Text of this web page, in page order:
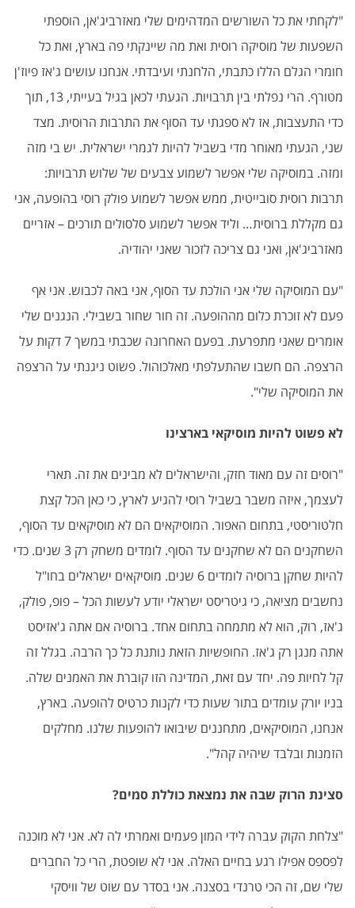
"לקחתי את כל השורשים המדהימים שלי מאזרביג'אן, הוספתי
השפעות של מוסיקה רוסית ואת מה שיינקתי פה בארץ, ואת כל
חומרי הגלם הללו כתבתי, הלחנתי ועיבדתי. אנחנו עושים ג'אז פיוז'ן
מטורף. הרי נפלתי בין תרבויות. הגעתי לכאן בגיל בעייתי, 13, תוך
כדי התעצבות, אז לא ספגתי עד הסוף את התרבות הרוסית. מצד
שני, הגעתי מאוחר מדי בשביל להיות לגמרי ישראלית. יש בי מזה
ומזה. במוסיקה שלי אפשר לשמוע צבעים של שלוש תרבויות:
תרבות רוסית סובייטית, ממש אפשר לשמוע פולק רוסי בהופעה, אני
גם מקללת ברוסית… וליד אפשר לשמוע סלסולים תורכים – אזריים
מאזרביג'אן, ואני גם צריכה לזכור שאני יהודיה.
"עם המוסיקה שלי אני הולכת עד הסוף, אני באה לכבוש. אני אף
פעם לא זוכרת כלום מההופעה. זה חור שחור בשבילי. הנגנים שלי
אומרים שאני מתפרעת. בפעם האחרונה שכבתי במשך 7 דקות על
הרצפה. הם חשבו שהתעלפתי מאלכוהול. פשוט ניגנתי על הרצפה
את המוסיקה שלי".
לא פשוט להיות מוסיקאי בארצינו
"רוסים זה עם מאוד חזק, והישראלים לא מבינים את זה. תארי
לעצמך, איזה משבר בשביל רוסי להגיע לארץ, כי כאן הכל קצת
חלטוריסטי, בתחום האפור. המוסיקאים הם לא מוסיקאים עד הסוף,
השחקנים הם לא שחקנים עד הסוף. לומדים משחק רק 3 שנים. כדי
להיות שחקן ברוסיה לומדים 6 שנים. מוסיקאים ישראלים בחו"ל
נחשבים מציאה, כי גיטריסט ישראלי יודע לעשות הכל – פופ, פולק,
ג'אז, רוק, הוא לא מתמחה בתחום אחד. ברוסיה אם אתה ג'אזיסט
אתה מנגן רק ג'אז. החופשיות הזאת נותנת כל כך הרבה. בגלל זה
קל לחיות פה. יחד עם זאת, המדינה הזו קוברת את האמנים שלה.
בניו יורק עומדים בתור שעות כדי לקנות כרטיס להופעה. בארץ,
אנחנו, המוסיקאים, מתחננים שיבואו להופעות שלנו. מחלקים
הזמנות ובלבד שיהיה קהל".
סצינת הרוק שבה את נמצאת כוללת סמים?
"צלחת הקוק עברה לידי המון פעמים ואמרתי לה לא. אני לא מוכנה
לפספס אפילו רגע בחיים האלה. אני לא שופטת, הרי כל החברים
שלי שם, זה הכי טרנדי בסצנה. אני בסדר עם שוט של וויסקי